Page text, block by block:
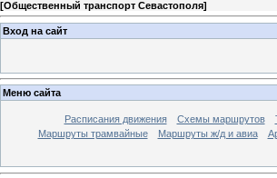
[Общественный транспорт Севастополя]
Вход на сайт
Меню сайта
Расписания движения Схемы маршрутов
Маршруты трамвайные
Маршруты ж/д и авиа